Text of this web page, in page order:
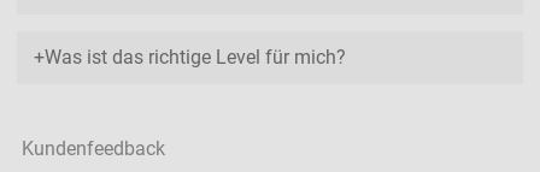
Was ist das richtige Level für mich?
Kundenfeedback